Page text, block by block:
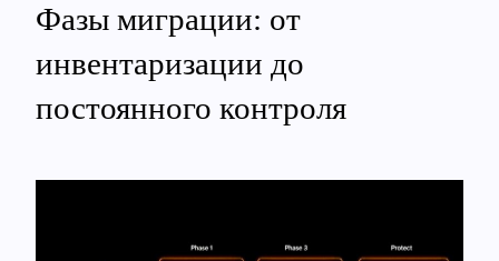
Фазы миграции: от
инвентаризации до
постоянного контроля